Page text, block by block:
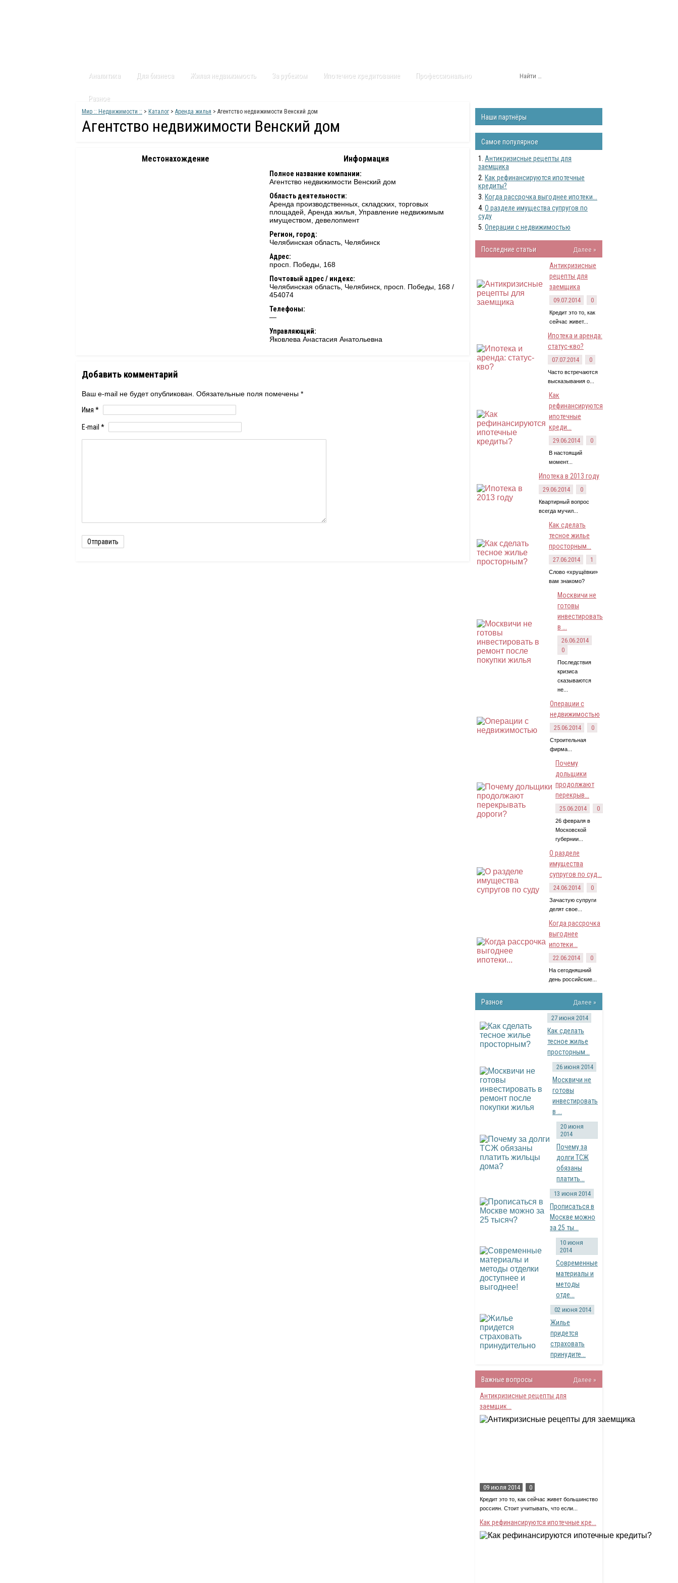
Аналитика Для бизнеса Жилая недвижимость За рубежом Ипотечное кредитование Профессионально
Разное
Мир :: Недвижимости :: > Каталог> Аренда жилья > Агентство недвижимости Венский дом
Агентство недвижимости Венский дом
Местонахождение Информация
Полное название компании:
Агентство недвижимости Венский дом
Область деятельности:
Аренда производственных, складских, торговых
площадей, Аренда жилья, Управление недвижимым
имуществом, девелопмент
Регион, город:
Челябинская область Челябинск
Адрес:
просп. Победы, 168
Почтовый адрес / индекс:
Челябинская область, Челябинск, просп. Победы, 168 /
454074
Телефоны:
—
Управляющий:
Яковлева Анастасия Анатольевна
Добавить комментарий
Ваш e-mail не будет опубликован. Обязательные поля помечены *
Имя *
E-mail *
Наши партнёры
Самое популярное
Антикризисные рецепты для
заемщика
Как рефинансируются ипотечные
кредиты?
Когда рассрочка выгоднее ипотеки...
О разделе имущества супругов по
суду
Операции с недвижимостью
Последние статьи
Далее »
Антикризисные
рецепты для
заемщика
09.07.2014 0
Кредит это то, как
сейчас живет...
Ипотека и аренда:
статус-кво?
07.07.2014 0
Часто встречаются
высказывания о...
Как
рефинансируются
ипотечные
креди...
29.06.2014 0
В настоящий
момент...
Ипотека в 2013 году
29.06.2014 0
Квартирный вопрос
всегда мучил...
Как сделать
тесное жилье
просторным...
27.06.2014 1
Слово «хрущёвки»
вам знакомо?
Москвичи не
готовы
инвестировать
в ...
26.06.2014
0
Последствия
кризиса
сказываются
не...
Операции с
недвижимостью
25.06.2014 0
Строительная
фирма...
Почему
дольщики
продолжают
перекрыв...
25.06.2014 0
26 февраля в
Московской
губернии...
О разделе
имущества
супругов по суд...
24.06.2014 0
Зачастую супруги
делят свое...
Когда рассрочка
выгоднее
ипотеки...
22.06.2014 0
На сегодняшний
день российские...
Разное Далее »
27 июня 2014
Как сделать
тесное жилье
просторным...
26 июня 2014
Москвичи не
готовы
инвестировать
в ...
20 июня
2014
Почему за
долги ТСЖ
обязаны
платить...
13 июня 2014
Прописаться в
Москве можно
за 25 ты...
10 июня
2014
Современные
материалы и
методы
отде...
02 июня 2014
Жилье
придется
страховать
принудите...
Важные вопросы
Далее »
Антикризисные рецепты для
заемщик...
09 июля 2014 0
Кредит это то, как сейчас живет большинство
россиян. Стоит учитывать, что если...
Как рефинансируются ипотечные кре...